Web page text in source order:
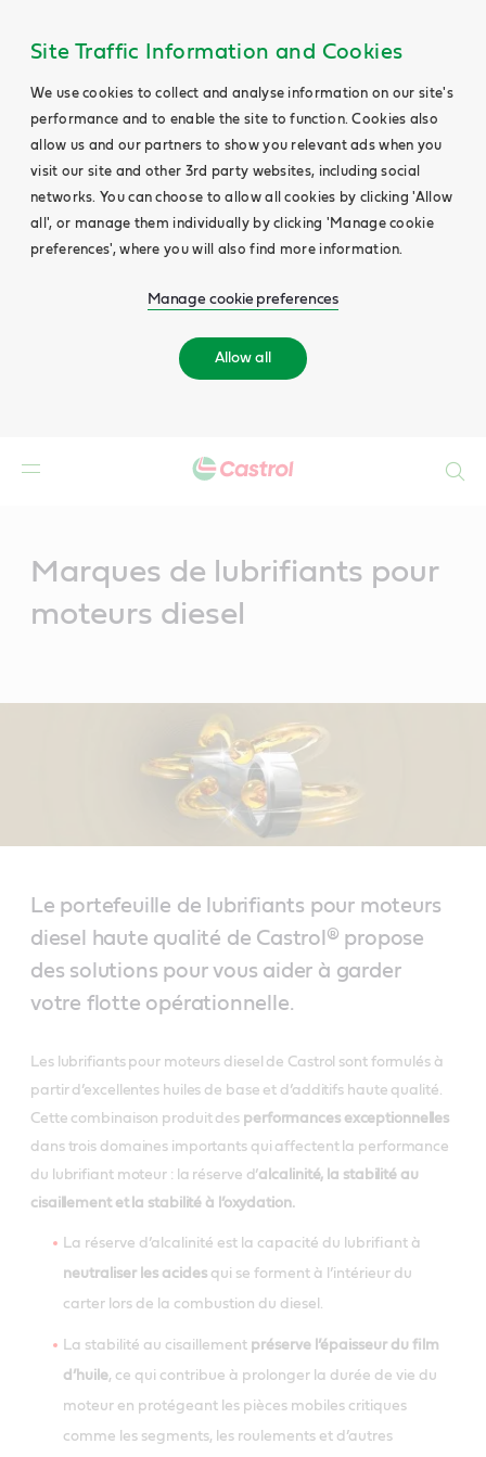
Site Traffic Information and Cookies
We use cookies to collect and analyse information on our site's
performance and to enable the site to function. Cookies also
allow us and our partners to show you relevant ads when you
visit our site and other 3rd party websites, including social
networks. You can choose to allow all cookies by clicking 'Allow
all', or manage them individually by clicking 'Manage cookie
preferences', where you will also find more information.
Manage cookie preferences
Allow all
Marques de lubrifiants pour
moteurs diesel
Le portefeuille de lubrifiants pour moteurs
diesel haute qualité de Castrol® propose
des solutions pour vous aider à garder
votre flotte opérationnelle.
Les lubrifiants pour moteurs diesel de Castrol sont formulés à
partir d’excellentes huiles de base et d’additifs haute qualité.
Cette combinaison produit des performances exceptionnelles
dans trois domaines importants qui affectent la performance
du lubrifiant moteur : la réserve d’alcalinité, la stabilité au
cisaillement et la stabilité à l’oxydation.
La réserve d’alcalinité est la capacité du lubrifiant à
neutraliser les acides qui se forment à l’intérieur du
carter lors de la combustion du diesel.
La stabilité au cisaillement préserve l’épaisseur du film
d’huile, ce qui contribue à prolonger la durée de vie du
moteur en protégeant les pièces mobiles critiques
comme les segments, les roulements et d’autres